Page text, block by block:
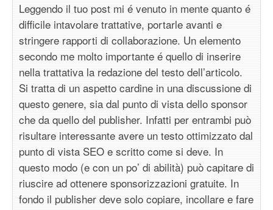
Leggendo il tuo post mi é venuto in mente quanto é
difficile intavolare trattative, portarle avanti e
stringere rapporti di collaborazione. Un elemento
secondo me molto importante é quello di inserire
nella trattativa la redazione del testo dell’articolo.
Si tratta di un aspetto cardine in una discussione di
questo genere, sia dal punto di vista dello sponsor
che da quello del publisher. Infatti per entrambi può
risultare interessante avere un testo ottimizzato dal
punto di vista SEO e scritto come si deve. In
questo modo (e con un po’ di abilità) può capitare di
riuscire ad ottenere sponsorizzazioni gratuite. In
fondo il publisher deve solo copiare, incollare e fare